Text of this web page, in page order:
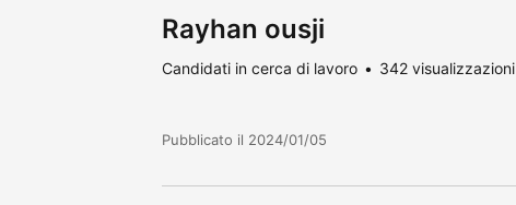
Rayhan ousji
Candidati in cerca di lavoro 342 visualizzazioni
Pubblicato il 2024/01/05